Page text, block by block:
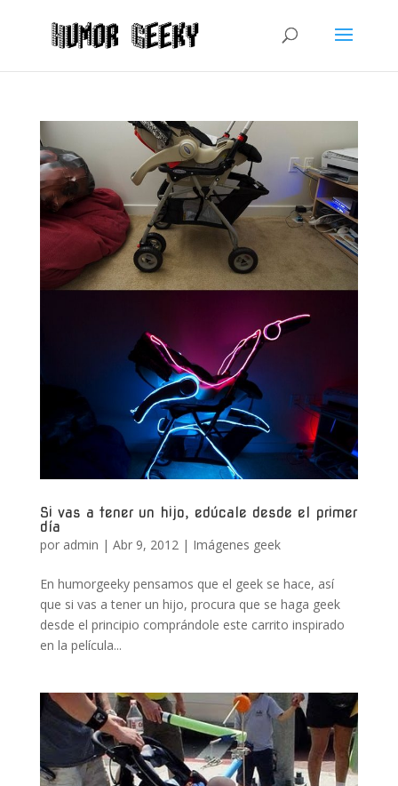
Si vas a tener un hijo, edúcale desde el primer
día
por admin | Abr 9, 2012| Imágenes geek
En humorgeeky pensamos que el geek se hace, así
que si vas a tener un hijo, procura que se haga geek
desde el principio comprándole este carrito inspirado
en la película...